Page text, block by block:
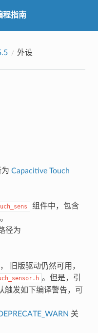
程指南
外设
Capacitive Touch
组件中，包含
。
径为
旧版驱动仍然可用，
。但是，引
触发如下编译警告，可
关